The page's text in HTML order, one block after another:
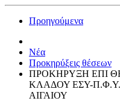
Προηγούμενα
Νέα
Προκηρύξεις θέσεων
ΠΡΟΚΗΡΥΞΗ ΕΠΙ
ΚΛΑΔΟΥ ΕΣΥ-Π.Φ.Υ.
ΑΙΓΑΙΟΥ